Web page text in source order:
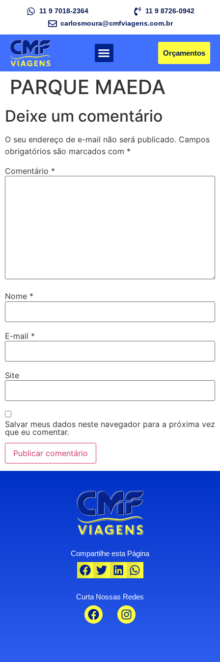
11 9 7018-2364
11 9 8726-0942
carlosmoura@cmfviagens.com.br
Orçamentos
PARQUE MAEDA
Deixe um comentário
O seu endereço de e-mail não será publicado. Campos
obrigatórios são marcados com *
Comentário *
Nome *
E-mail *
Site
Salvar meus dados neste navegador para a próxima vez
que eu comentar.
Compartilhe esta Página
Curta Nossas Redes